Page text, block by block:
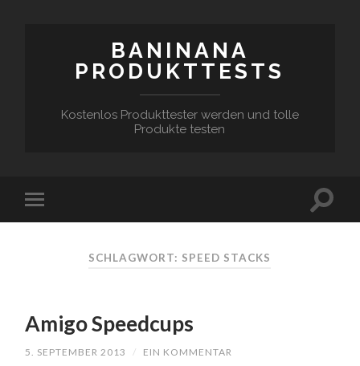
BANINANA
PRODUKTTESTS
Kostenlos Produkttester werden und tolle
Produkte testen
SCHLAGWORT: SPEED STACKS
Amigo Speedcups
5. SEPTEMBER 2013 / EIN KOMMENTAR